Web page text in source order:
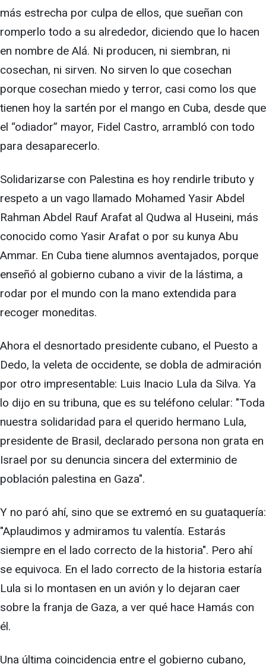
más estrecha por culpa de ellos, que sueñan con
romperlo todo a su alrededor, diciendo que lo hacen
en nombre de Alá. Ni producen, ni siembran, ni
cosechan, ni sirven. No sirven lo que cosechan
porque cosechan miedo y terror, casi como los que
tienen hoy la sartén por el mango en Cuba, desde que
el “odiador” mayor, Fidel Castro, arrambló con todo
para desaparecerlo.
Solidarizarse con Palestina es hoy rendirle tributo y
respeto a un vago llamado Mohamed Yasir Abdel
Rahman Abdel Rauf Arafat al Qudwa al Huseini, más
conocido como Yasir Arafat o por su kunya Abu
Ammar. En Cuba tiene alumnos aventajados, porque
enseñó al gobierno cubano a vivir de la lástima, a
rodar por el mundo con la mano extendida para
recoger moneditas.
Ahora el desnortado presidente cubano, el Puesto a
Dedo, la veleta de occidente, se dobla de admiración
por otro impresentable: Luis Inacio Lula da Silva. Ya
lo dijo en su tribuna, que es su teléfono celular: "Toda
nuestra solidaridad para el querido hermano Lula,
presidente de Brasil, declarado persona non grata en
Israel por su denuncia sincera del exterminio de
población palestina en Gaza".
Y no paró ahí, sino que se extremó en su guataquería:
"Aplaudimos y admiramos tu valentía. Estarás
siempre en el lado correcto de la historia". Pero ahí
se equivoca. En el lado correcto de la historia estaría
Lula si lo montasen en un avión y lo dejaran caer
sobre la franja de Gaza, a ver qué hace Hamás con
él.
Una última coincidencia entre el gobierno cubano,